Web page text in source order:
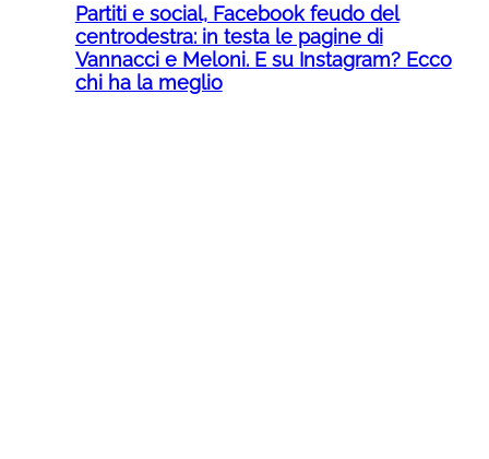
Partiti e social, Facebook feudo del
centrodestra: in testa le pagine di
Vannacci e Meloni. E su Instagram? Ecco
chi ha la meglio